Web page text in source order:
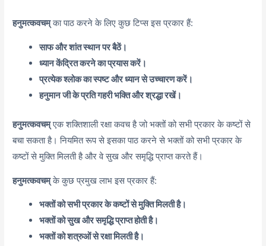
हनुमत्कवचम्का पाठ करने के लिए कुछ टिप्स इस प्रकार हैं:
साफ और शांत स्थान पर बैठें।
ध्यान केंद्रित करने का प्रयास करें।
प्रत्येक श्लोक का स्पष्ट और ध्यान से उच्चारण करें।
हनुमान जी के प्रति गहरी भक्ति और श्रद्धा रखें।
हनुमत्कवचम्एक शक्तिशाली रक्षा कवच है जो भक्तों को सभी प्रकार के कष्टों से
बचा सकता है। नियमित रूप से इसका पाठ करने से भक्तों को सभी प्रकार के
कष्टों से मुक्ति मिलती है और वे सुख और समृद्धि प्राप्त करते हैं।
हनुमत्कवचम्के कुछ प्रमुख लाभ इस प्रकार हैं:
भक्तों को सभी प्रकार के कष्टों से मुक्ति मिलती है।
भक्तों को सुख और समृद्धि प्राप्त होती है।
भक्तों को शत्रुओं से रक्षा मिलती है।